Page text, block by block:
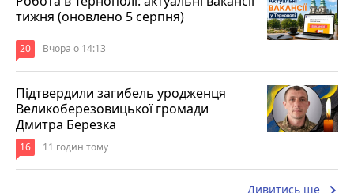
тижня (оновлено 5 серпня)
20 Вчора о 14:13
Підтвердили загибель уродженця
Великоберезовицької громади
Дмитра Березка
16 11 годин тому
Дивитись ще